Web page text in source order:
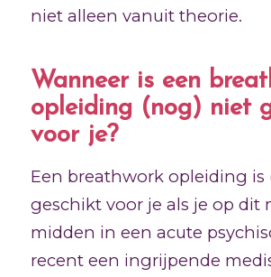
niet alleen vanuit theorie.
Wanneer is een
opleiding (nog) niet
voor je?
Een breathwork opleiding is
geschikt voor je als je op dit
midden in een acute
recent een ingrijpende